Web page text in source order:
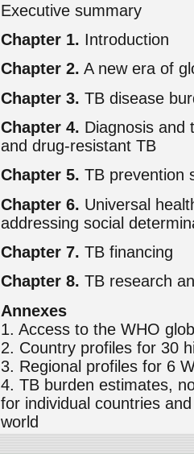
Executive summary
Chapter 1. Introduction
Chapter 2. A new era of
Chapter 3. TB disease
Chapter 4. Diagnosis and
and drug-resistant TB
Chapter 5. TB prevention
Chapter 6. Universal
addressing social
Chapter 7. TB financing
Chapter 8. TB research
Annexes
1. Access to the WHO
2. Country profiles for 30
3. Regional profiles for 6
4. TB burden estimates,
for individual countries
world